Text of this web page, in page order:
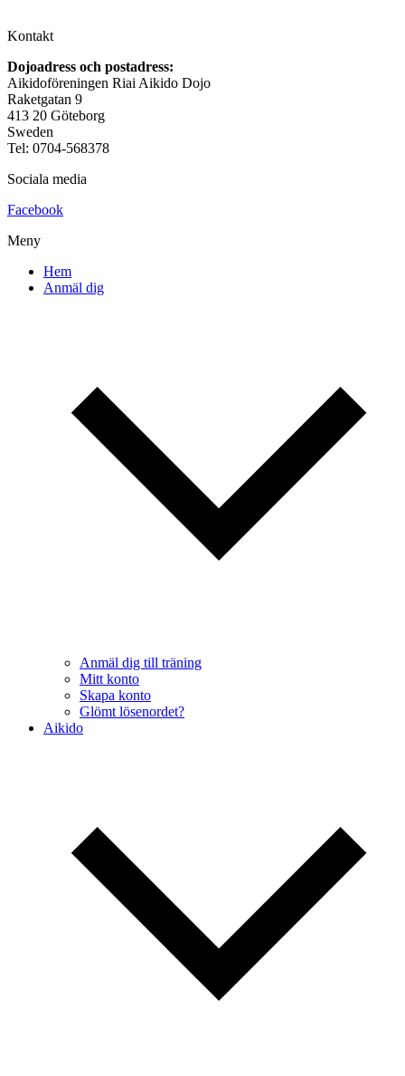
Kontakt
Dojoadress och postadress:
Aikidoföreningen Riai Aikido Dojo
Raketgatan 9
413 20 Göteborg
Sweden
Tel: 0704-568378
Sociala media
Facebook
Meny
Hem
Anmäl dig
Anmäl dig till träning
Mitt konto
Skapa konto
Glömt lösenordet?
Aikido